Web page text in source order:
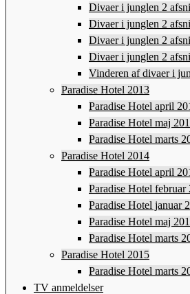
Divaer i junglen 2
Divaer i junglen 2
Divaer i junglen 2
Divaer i junglen 2
Vinderen af divaer i
Paradise Hotel 2013
Paradise Hotel april
Paradise Hotel maj
Paradise Hotel marts
Paradise Hotel 2014
Paradise Hotel april
Paradise Hotel februar
Paradise Hotel januar
Paradise Hotel maj
Paradise Hotel marts
Paradise Hotel 2015
Paradise Hotel marts
TV anmeldelser